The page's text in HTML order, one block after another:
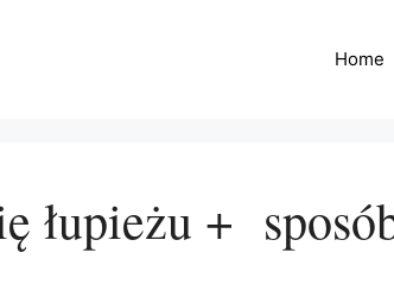
Home
łupieżu +